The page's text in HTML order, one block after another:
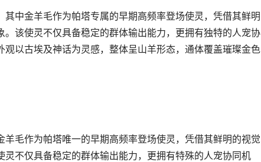
中金羊毛作为帕塔专属的早期高频率登场使灵，凭借其鲜明
该使灵不仅具备稳定的群体输出能力，更拥有独特的人宠协
以古埃及神话为灵感，整体呈山羊形态，通体覆盖璀璨金色
毛作为帕塔唯一的早期高频率登场使灵，凭借其鲜明的视觉
不仅具备稳定的群体输出能力，更拥有特殊的人宠协同机